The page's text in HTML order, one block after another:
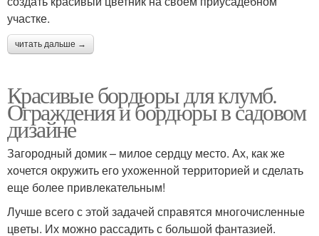
участке.
читать дальше →
Красивые бордюры для клумб.
Ограждения и бордюры в садовом
дизайне
Загородный домик – милое сердцу место. Ах, как же
хочется окружить его ухоженной территорией и сделать
еще более привлекательным!
Лучше всего с этой задачей справятся многочисленные
цветы. Их можно рассадить с большой фантазией.